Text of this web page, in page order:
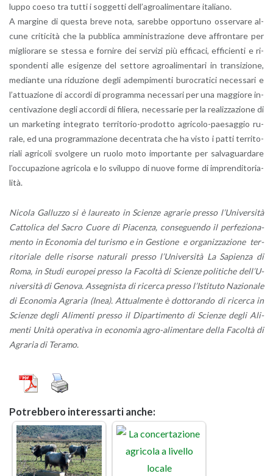
lup­po coeso tra tutti i sog­get­ti del­l’a­groa­li­men­ta­re ita­lia­no.
A mar­gi­ne di que­sta breve nota, sa­reb­be op­por­tu­no os­ser­va­re al­
cu­ne cri­ti­ci­tà che la pub­bli­ca am­mi­ni­stra­zio­ne deve af­fron­ta­re per
mi­glio­ra­re se stes­sa e for­ni­re dei ser­vi­zi più ef­fi­ca­ci, ef­fi­cien­ti e ri­
spon­den­ti alle esi­gen­ze del set­to­re agroa­li­men­ta­ri in tran­si­zio­ne,
me­dian­te una ri­du­zio­ne degli adem­pi­men­ti bu­ro­cra­ti­ci ne­ces­sa­ri e
l’at­tua­zio­ne di ac­cor­di di pro­gram­ma ne­ces­sa­ri per una mag­gio­re in­
cen­ti­va­zio­ne degli ac­cor­di di fi­lie­ra, ne­ces­sa­rie per la rea­liz­za­zio­ne di
un mar­ke­ting in­te­gra­to ter­ri­to­rio-pro­dot­to agri­co­lo-pae­sag­gio ru­
ra­le, ed una pro­gram­ma­zio­ne de­cen­tra­ta che ha visto i patti ter­ri­to­
ria­li agri­co­li svol­ge­re un ruolo moto im­por­tan­te per sal­va­guar­da­re
l’oc­cu­pa­zio­ne agri­co­la e lo svi­lup­po di nuove forme di im­pren­di­to­ria­
li­tà.
Ni­co­la Gal­luz­zo si è lau­rea­to in Scien­ze agra­rie pres­so l’U­ni­ver­si­tà
Cat­to­li­ca del Sacro Cuore di Pia­cen­za, con­se­guen­do il per­fe­zio­na­
men­to in Eco­no­mia del tu­ri­smo e in Ge­stio­ne e or­ga­niz­za­zio­ne ter­
ri­to­ria­le delle ri­sor­se na­tu­ra­li pres­so l’U­ni­ver­si­tà La Sa­pien­za di
Roma, in Studi eu­ro­pei pres­so la Fa­col­tà di Scien­ze po­li­ti­che del­l’U­
ni­ver­si­tà di Ge­no­va. As­se­gni­sta di ri­cer­ca pres­so l’I­sti­tu­to Na­zio­na­le
di Eco­no­mia Agra­ria (Inea). At­tual­men­te è dot­to­ran­do di ri­cer­ca in
Scien­ze degli Ali­men­ti pres­so il Di­par­ti­men­to di Scien­ze degli Ali­
men­ti Unità ope­ra­ti­va in eco­no­mia agro-ali­men­ta­re della Fa­col­tà di
Agra­ria di Te­ra­mo.
Po­treb­be­ro in­te­res­sar­ti anche: